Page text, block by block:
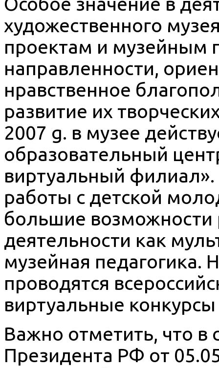
художественного
проектам и музейным
направленности,
нравственное
развитие их
2007 g. в музее
образовательный
виртуальный
работы с детской
большие возможности
деятельности как
музейная
проводятся
виртуальные конкурсы
Важно отметить, что в
Президента РФ от